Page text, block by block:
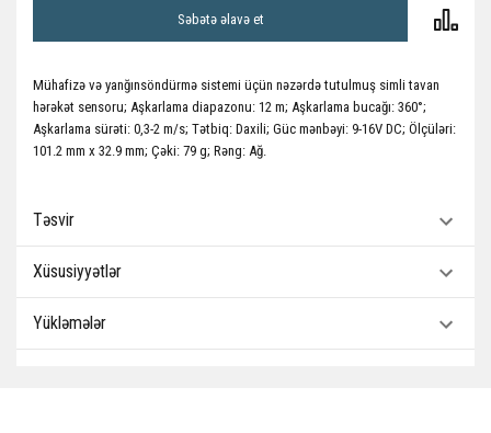
Səbətə əlavə et
Mühafizə və yanğınsöndürmə sistemi üçün nəzərdə tutulmuş simli tavan
hərəkət sensoru; Aşkarlama diapazonu: 12 m; Aşkarlama bucağı: 360°;
Aşkarlama sürəti: 0,3-2 m/s; Tətbiq: Daxili; Güc mənbəyi: 9-16V DC; Ölçüləri:
101.2 mm x 32.9 mm; Çəki: 79 g; Rəng: Ağ.
Təsvir
Xüsusiyyətlər
Yükləmələr